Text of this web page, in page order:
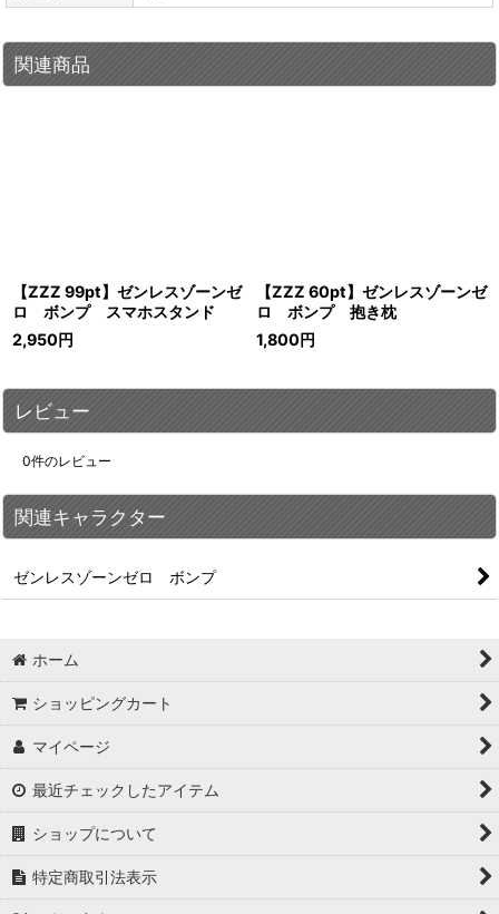
関連商品
【ZZZ 99pt】ゼンレスゾーンゼ
ロ ボンプ スマホスタンド
2,950円
【ZZZ 60pt】ゼンレスゾーンゼ
ロ ボンプ 抱き枕
1,800円
レビュー
0件のレビュー
関連キャラクター
ゼンレスゾーンゼロ ボンプ
ホーム
ショッピングカート
マイページ
最近チェックしたアイテム
ショップについて
特定商取引法表示